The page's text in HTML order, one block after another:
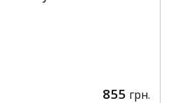
855 грн.